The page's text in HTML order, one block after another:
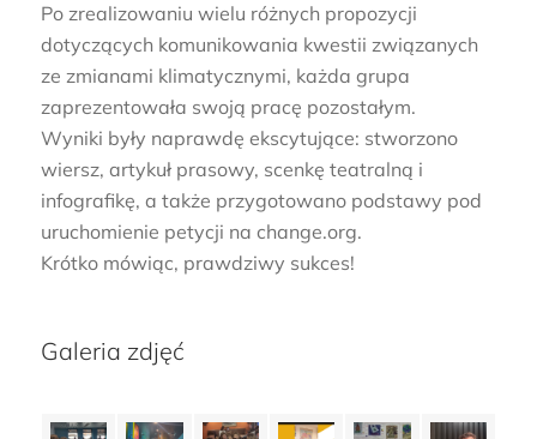
Po zrealizowaniu wielu różnych propozycji
dotyczących komunikowania kwestii związanych
ze zmianami klimatycznymi, każda grupa
zaprezentowała swoją pracę pozostałym.
Wyniki były naprawdę ekscytujące: stworzono
wiersz, artykuł prasowy, scenkę teatralną i
infografikę, a także przygotowano podstawy pod
uruchomienie petycji na change.org.
Krótko mówiąc, prawdziwy sukces!
Galeria zdjęć